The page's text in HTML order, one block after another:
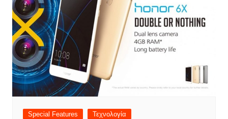
Special Features Τεχνολογία